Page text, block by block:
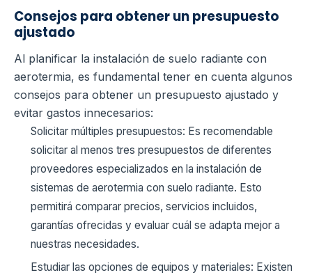
Consejos para obtener un presupuesto
ajustado
Al planificar la instalación de suelo radiante con
aerotermia, es fundamental tener en cuenta algunos
consejos para obtener un presupuesto ajustado y
evitar gastos innecesarios:
Solicitar múltiples presupuestos: Es recomendable
solicitar al menos tres presupuestos de diferentes
proveedores especializados en la instalación de
sistemas de aerotermia con suelo radiante. Esto
permitirá comparar precios, servicios incluidos,
garantías ofrecidas y evaluar cuál se adapta mejor a
nuestras necesidades.
Estudiar las opciones de equipos y materiales: Existen